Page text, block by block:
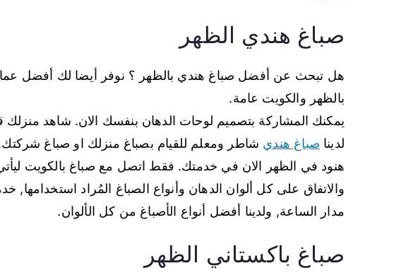
صباغ هندي الظهر
هل تبحث عن أفضل صباغ هندي بالظهر ؟ نوفر أيضا لك أفضل
بالظهر والكويت عامة.
يمكنك المشاركة بتصميم لوحات الدهان بنفسك الان. شاهد منزلك
لدينا صباغ هندي شاطر ومعلم للقيام بصباغ منزلك او صباغ
هنود في الظهر الان في خدمتك. فقط اتصل مع صباغ بالكويت
والاتفاق على كل ألوان الدهان وأنواع الصباغ المُراد
مدار الساعة, ولدينا أفضل أنواع الأصباغ من كل الألوان.
صباغ باكستاني الظهر